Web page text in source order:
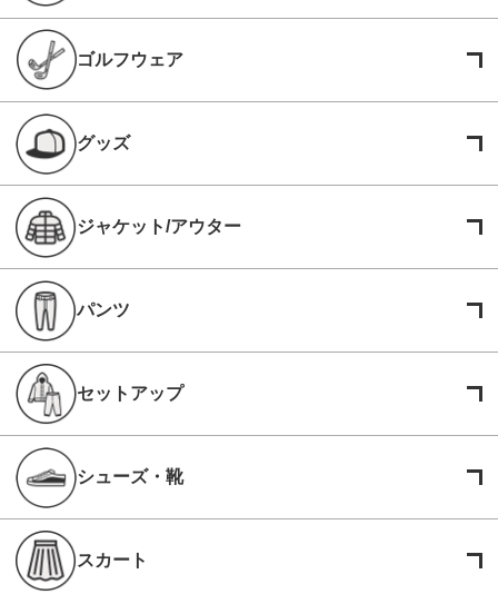
ゴルフウェア
グッズ
ジャケット/アウター
パンツ
セットアップ
シューズ・靴
スカート